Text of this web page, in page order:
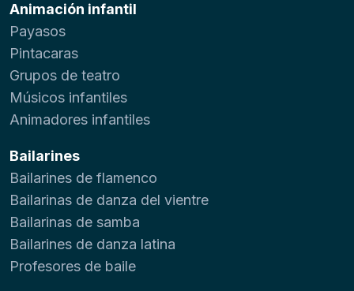
Animación infantil
Payasos
Pintacaras
Grupos de teatro
Músicos infantiles
Animadores infantiles
Bailarines
Bailarines de flamenco
Bailarinas de danza del vientre
Bailarinas de samba
Bailarines de danza latina
Profesores de baile